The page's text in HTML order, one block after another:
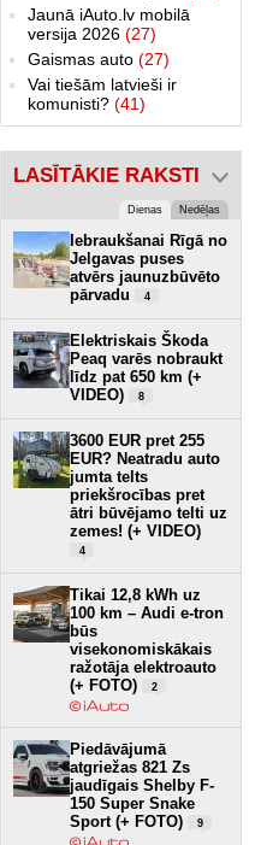
Jaunā iAuto.lv mobilā
versija 2026 (27)
Gaismas auto (27)
Vai tiešām latvieši ir
komunisti? (41)
LASĪTĀKIE RAKSTI
Dienas Nedēļas
Iebraukšanai Rīgā no
Jelgavas puses
atvērs jaunuzbūvēto
pārvadu
4
Elektriskais Škoda
Peaq varēs nobraukt
līdz pat 650 km (+
VIDEO)
8
3600 EUR pret 255
EUR? Neatradu auto
jumta telts
priekšrocības pret
ātri būvējamo telti uz
zemes! (+ VIDEO)
4
Tikai 12,8 kWh uz
100 km – Audi e-tron
būs
visekonomiskākais
ražotāja elektroauto
(+ FOTO)
2
Piedāvājumā
atgriežas 821 Zs
jaudīgais Shelby F-
150 Super Snake
Sport (+ FOTO)
9